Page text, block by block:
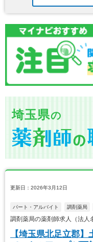
埼玉県の
更新日：2026年3月12日
パート・アルバイト 調剤薬局
調剤薬局の薬剤師求人（法
【埼玉県北足立郡